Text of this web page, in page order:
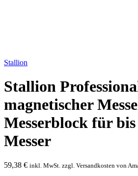
Stallion
Stallion
magnetischer
Messerblock für
Messer
59,38 € inkl. MwSt. zzgl. Versandkosten von